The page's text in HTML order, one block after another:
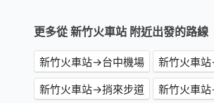
更多從 新竹火車站 附近出發的路線
新竹火車站→台中機場 新竹火車
新竹火車站→捎來步道
新竹火車